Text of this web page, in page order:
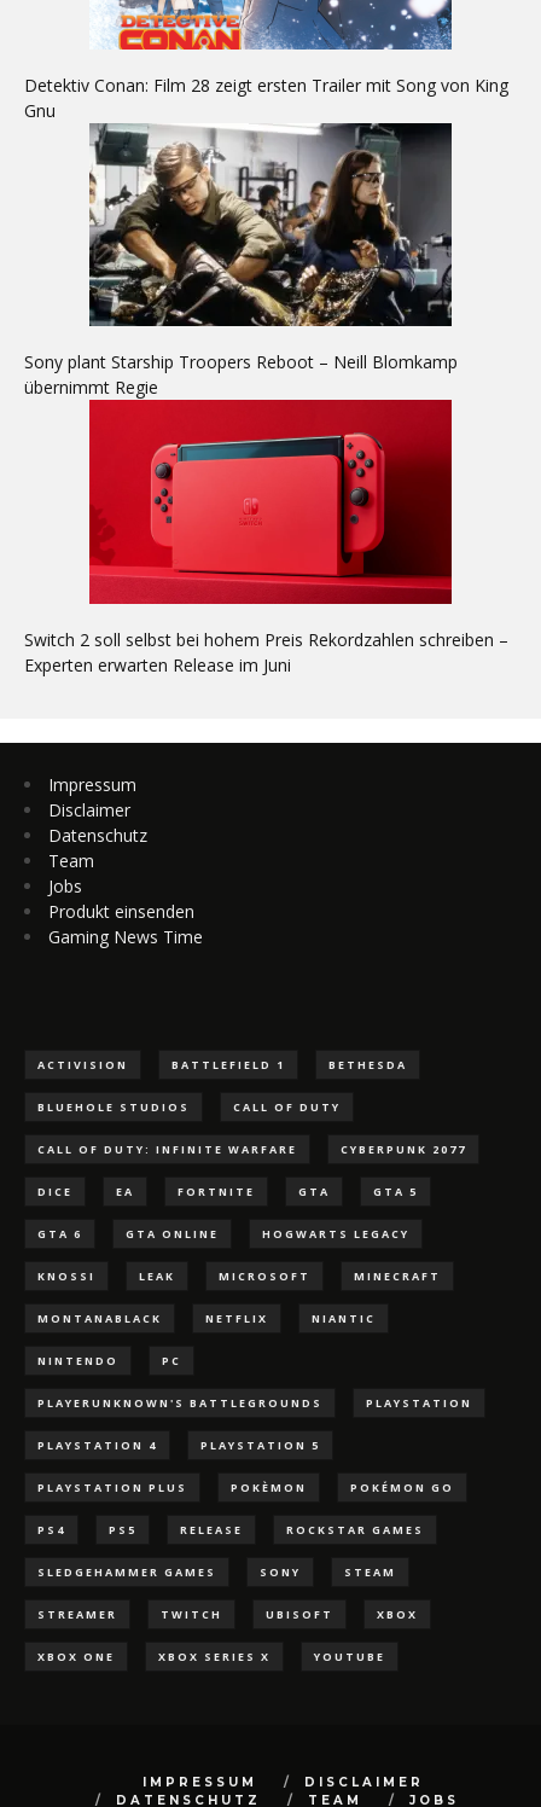
Detektiv Conan: Film 28 zeigt ersten Trailer mit Song von King
Gnu
Sony plant Starship Troopers Reboot – Neill Blomkamp
übernimmt Regie
Switch 2 soll selbst bei hohem Preis Rekordzahlen schreiben –
Experten erwarten Release im Juni
Impressum
Disclaimer
Datenschutz
Team
Jobs
Produkt einsenden
Gaming News Time
ACTIVISION BATTLEFIELD 1 BETHESDA
BLUEHOLE STUDIOS CALL OF DUTY
CALL OF DUTY: INFINITE WARFARE CYBERPUNK 2077
DICE EA FORTNITE GTA GTA 5
GTA 6 GTA ONLINE HOGWARTS LEGACY
KNOSSI LEAK MICROSOFT MINECRAFT
MONTANABLACK NETFLIX NIANTIC
NINTENDO PC
PLAYERUNKNOWN'S BATTLEGROUNDS PLAYSTATION
PLAYSTATION 4 PLAYSTATION 5
PLAYSTATION PLUS POKÈMON POKÉMON GO
PS4 PS5 RELEASE ROCKSTAR GAMES
SLEDGEHAMMER GAMES SONY STEAM
STREAMER TWITCH UBISOFT XBOX
XBOX ONE XBOX SERIES X YOUTUBE
IMPRESSUM
DISCLAIMER
DATENSCHUTZ
TEAM JOBS